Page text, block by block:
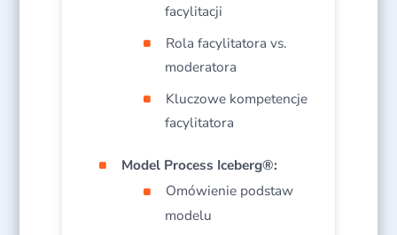
facylitacji​
Rola facylitatora vs.
moderatora​
Kluczowe kompetencje
facylitatora​
Model Process Iceberg®:
Omówienie podstaw
modelu​